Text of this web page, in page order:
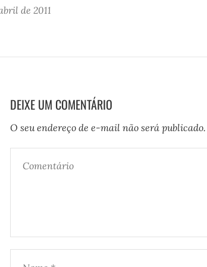
de 2011
DEIXE UM COMENTÁRIO
O seu endereço de e-mail não será publicado.